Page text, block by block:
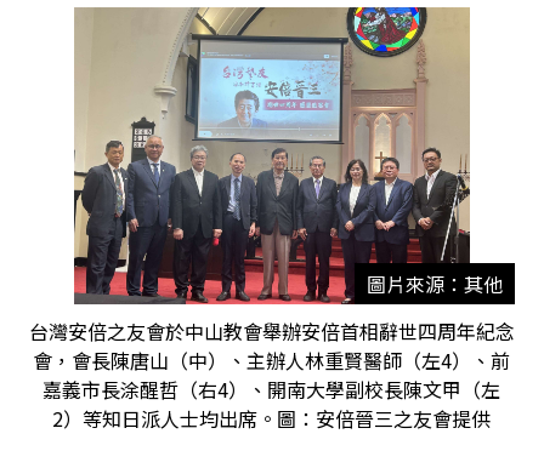
圖片來源：其他
台灣安倍之友會於中山教會舉辦安倍首相辭世四周年紀念
會，會長陳唐山（中）、主辦人林重賢醫師（左4）、前
嘉義市長涂醒哲（右4）、開南大學副校長陳文甲（左
2）等知日派人士均出席。圖：安倍晉三之友會提供